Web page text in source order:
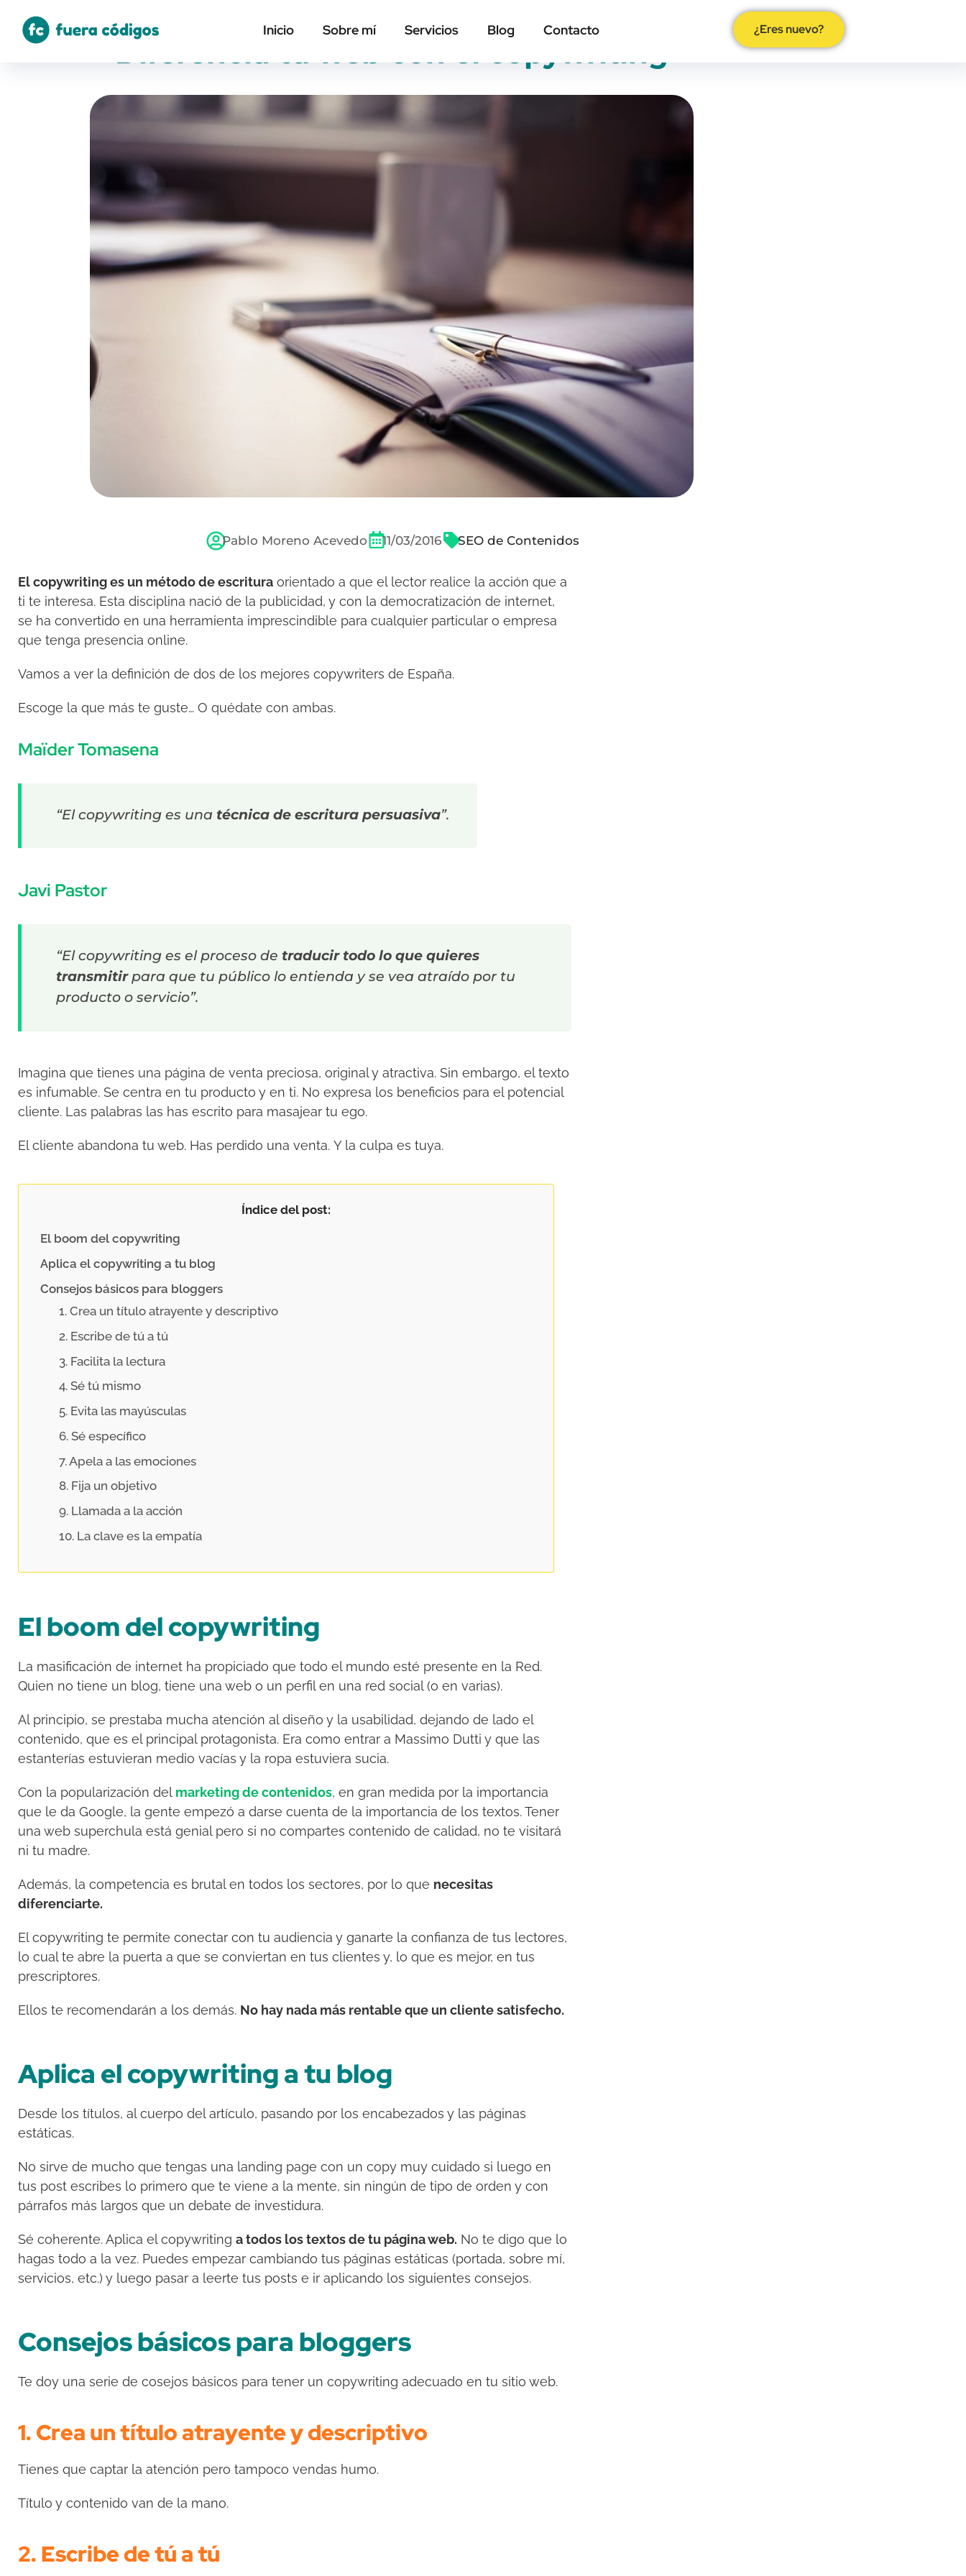
Inicio Sobre mí Servicios Blog Contacto ¿Eres nuevo?
Diferencia tu web con el copywriting
Pablo Moreno Acevedo 11/03/2016 SEO de Contenidos
El copywriting es un método de escritura orientado a que el lector realice la acción que a
ti te interesa. Esta disciplina nació de la publicidad, y con la democratización de internet,
se ha convertido en una herramienta imprescindible para cualquier particular o empresa
que tenga presencia online.
Vamos a ver la definición de dos de los mejores copywriters de España.
Escoge la que más te guste… O quédate con ambas.
Maïder Tomasena
“El copywriting es unatécnica de escritura persuasiva”.
Javi Pastor
“El copywriting es el proceso detraducir todo lo que quieres
transmitir para que tu público lo entienda y se vea atraído por tu
producto o servicio”.
Imagina que tienes una página de venta preciosa, original y atractiva. Sin embargo, el texto
es infumable. Se centra en tu producto y en ti. No expresa los beneficios para el potencial
cliente. Las palabras las has escrito para masajear tu ego.
El cliente abandona tu web. Has perdido una venta. Y la culpa es tuya.
Índice del post:
El boom del copywriting
Aplica el copywriting a tu blog
Consejos básicos para bloggers
1. Crea un título atrayente y descriptivo
2. Escribe de tú a tú
3. Facilita la lectura
4. Sé tú mismo
5. Evita las mayúsculas
6. Sé específico
7. Apela a las emociones
8. Fija un objetivo
9. Llamada a la acción
10. La clave es la empatía
El boom del copywriting
La masificación de internet ha propiciado que todo el mundo esté presente en la Red.
Quien no tiene un blog, tiene una web o un perfil en una red social (o en varias).
Al principio, se prestaba mucha atención al diseño y la usabilidad, dejando de lado el
contenido, que es el principal protagonista. Era como entrar a Massimo Dutti y que las
estanterías estuvieran medio vacías y la ropa estuviera sucia.
Con la popularización del marketing de contenidos, en gran medida por la importancia
que le da Google, la gente empezó a darse cuenta de la importancia de los textos. Tener
una web superchula está genial pero si no compartes contenido de calidad, no te visitará
ni tu madre.
Además, la competencia es brutal en todos los sectores, por lo que necesitas
diferenciarte.
El copywriting te permite conectar con tu audiencia y ganarte la confianza de tus lectores,
lo cual te abre la puerta a que se conviertan en tus clientes y, lo que es mejor, en tus
prescriptores.
Ellos te recomendarán a los demás. No hay nada más rentable que un cliente satisfecho.
Aplica el copywriting a tu blog
Desde los títulos, al cuerpo del artículo, pasando por los encabezados y las páginas
estáticas.
No sirve de mucho que tengas una landing page con un copy muy cuidado si luego en
tus post escribes lo primero que te viene a la mente, sin ningún de tipo de orden y con
párrafos más largos que un debate de investidura.
Sé coherente. Aplica el copywriting a todos los textos de tu página web. No te digo que lo
hagas todo a la vez. Puedes empezar cambiando tus páginas estáticas (portada, sobre mí,
servicios, etc.) y luego pasar a leerte tus posts e ir aplicando los siguientes consejos.
Consejos básicos para bloggers
Te doy una serie de cosejos básicos para tener un copywriting adecuado en tu sitio web.
1. Crea un título atrayente y descriptivo
Tienes que captar la atención pero tampoco vendas humo.
Título y contenido van de la mano.
2. Escribe de tú a tú